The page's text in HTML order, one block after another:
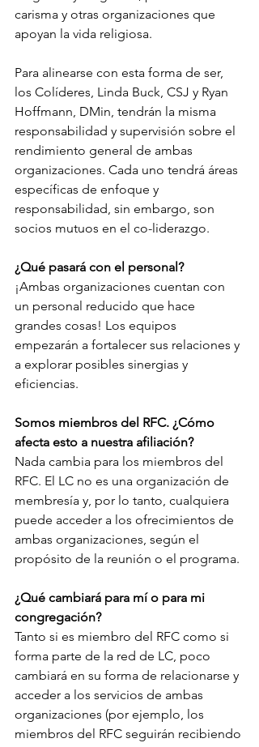
carisma y otras organizaciones que
apoyan la vida religiosa.
Para alinearse con esta forma de ser,
los Colíderes, Linda Buck, CSJ y Ryan
Hoffmann, DMin, tendrán la misma
responsabilidad y supervisión sobre el
rendimiento general de ambas
organizaciones. Cada uno tendrá áreas
específicas de enfoque y
responsabilidad, sin embargo, son
socios mutuos en el co-liderazgo.
¿Qué pasará con el personal?
¡Ambas organizaciones cuentan con
un personal reducido que hace
grandes cosas! Los equipos
empezarán a fortalecer sus relaciones y
a explorar posibles sinergias y
eficiencias.
Somos miembros del RFC. ¿Cómo
afecta esto a nuestra afiliación?
Nada cambia para los miembros del
RFC. El LC no es una organización de
membresía y, por lo tanto, cualquiera
puede acceder a los ofrecimientos de
ambas organizaciones, según el
propósito de la reunión o el programa.
¿Qué cambiará para mí o para mi
congregación?
Tanto si es miembro del RFC como si
forma parte de la red de LC, poco
cambiará en su forma de relacionarse y
acceder a los servicios de ambas
organizaciones (por ejemplo, los
miembros del RFC seguirán recibiendo